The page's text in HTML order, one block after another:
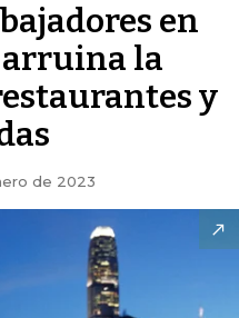
en
arruina la
y
de 2023